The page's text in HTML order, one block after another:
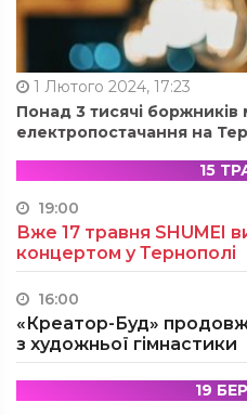
1 Лютого 2024, 17:23
Понад 3 тисячі боржників
електропостачання на
15
19:00
Вже 17 травня SHUMEI
концертом у Тернополі
16:00
«Креатор-Буд»
з художньої гімнастики
19